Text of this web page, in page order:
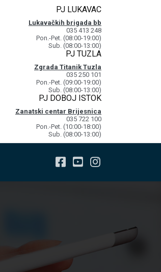
PJ LUKAVAC
Lukavačkih brigada bb
035 413 248
Pon.-Pet. (08:00-19:00)
Sub. (08:00-13:00)
PJ TUZLA
Zgrada Titanik Tuzla
035 250 101
Pon.-Pet. (09:00-19:00)
Sub. (08:00-13:00)
PJ DOBOJ ISTOK
Zanatski centar Brijesnica
035 722 100
Pon.-Pet. (10:00-18:00)
Sub. (08:00-13:00)